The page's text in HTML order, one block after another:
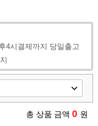
4시결제까지 당일출고
총 상품 금액 0 원